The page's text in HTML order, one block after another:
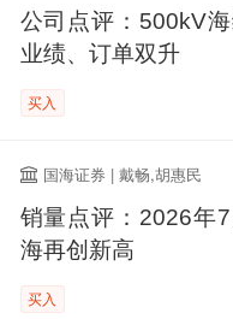
公司点评：500kV
业绩、订单双升
买入
国海证券 | 戴畅,胡惠民
销量点评：2026年
海再创新高
买入